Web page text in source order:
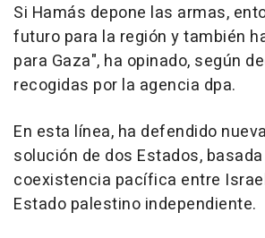
Si Hamás depone las armas,
futuro para la región y también
para Gaza", ha opinado, según
recogidas por la agencia dpa.
En esta línea, ha defendido
solución de dos Estados,
coexistencia pacífica entre
Estado palestino independiente.